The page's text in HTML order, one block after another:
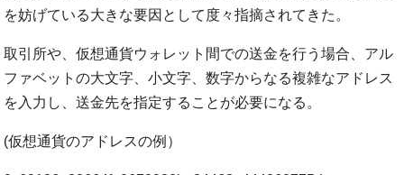
を妨げている大きな要因として度々指摘されてきた。
取引所や、仮想通貨ウォレット間での送金を行う場合、アル
ファベットの大文字、小文字、数字からなる複雑なアドレス
を入力し、送金先を指定することが必要になる。
(仮想通貨のアドレスの例）